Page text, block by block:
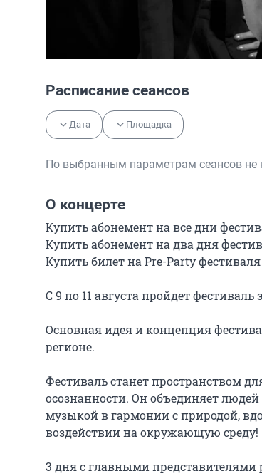
Расписание сеансов
Дата Площадка
По выбранным параметрам сеансов не
О концерте
Купить абонемент на все дни
Купить абонемент на два дня
Купить билет на Pre-Party фестиваля
C 9 по 11 августа пройдет
Основная идея и концепция
регионе.
Фестиваль станет пространством
осознанности. Он объединяет
музыкой в гармонии с природой,
воздействии на окружающую среду!
3 дня с главными представителями